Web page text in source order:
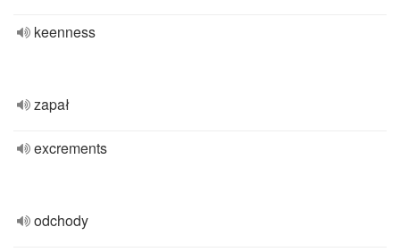
keenness
zapał
excrements
odchody